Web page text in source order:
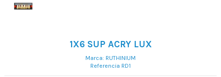
1X6 SUP ACRY LUX
Marca: RUTHINIUM
Referencia RD1